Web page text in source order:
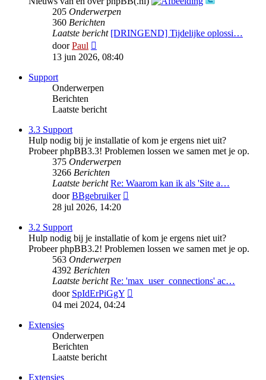
205 Onderwerpen
360 Berichten
Laatste bericht [DRINGEND] Tijdelijke oplossi…
doorPaul
laatste
bericht
13 jun 2026, 08:40
Support
Onderwerpen
Berichten
Laatste bericht
3.3 Support
Hulp nodig bij je installatie of kom je ergens niet uit?
Probeer phpBB3.3! Problemen lossen we samen met je op.
375 Onderwerpen
3266 Berichten
Laatste bericht Re: Waarom kan ik als 'Site a…
doorBBgebruiker
28 jul 2026, 14:20
3.2 Support
Hulp nodig bij je installatie of kom je ergens niet uit?
Probeer phpBB3.2! Problemen lossen we samen met je op.
563 Onderwerpen
4392 Berichten
Laatste bericht Re: 'max_user_connections' ac…
door SpIdErPiGgY
04 mei 2024, 04:24
Extensies
Onderwerpen
Berichten
Laatste bericht
Extensies